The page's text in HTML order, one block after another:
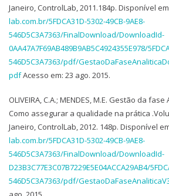
Janeiro, ControlLab, 2011.184p. Disponível
lab.com.br/5FDCA31D-5302-49CB-9AE8-
546D5C3A7363/FinalDownload/DownloadId-
0AA47A7F69AB489B9AB5C4924355E978/
546D5C3A7363/pdf/
pdfAcesso em: 23 ago. 2015.
OLIVEIRA, C.A.; MENDES, M.E. Gestão da
Como assegurar a qualidade na prática
Janeiro, ControlLab, 2012. 148p. Disponível
lab.com.br/5FDCA31D-5302-49CB-9AE8-
546D5C3A7363/FinalDownload/DownloadId-
D23B3C77E3C07B7229E5E04ACCA29AB4/
546D5C3A7363/pdf/